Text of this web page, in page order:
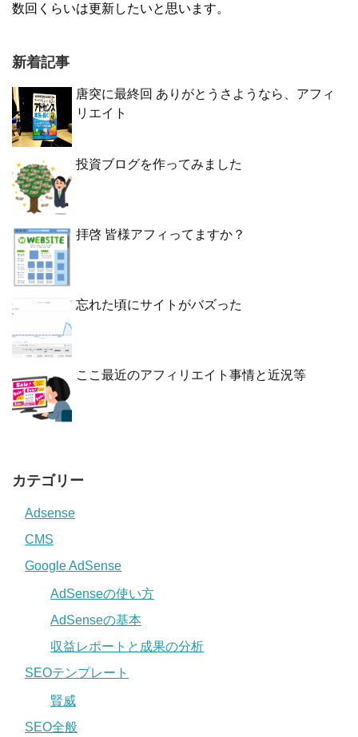
数回くらいは更新したいと思います。
新着記事
唐突に最終回 ありがとうさようなら、アフィ
リエイト
投資ブログを作ってみました
拝啓 皆様アフィってますか？
忘れた頃にサイトがバズった
ここ最近のアフィリエイト事情と近況等
カテゴリー
Adsense
CMS
Google AdSense
AdSenseの使い方
AdSenseの基本
収益レポートと成果の分析
SEOテンプレート
賢威
SEO全般